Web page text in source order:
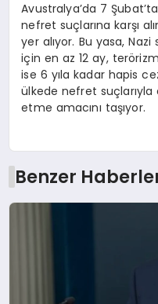
Avustralya’da 7
nefret suçlarına karşı
yer alıyor. Bu yasa,
için en az 12 ay,
ise 6 yıla kadar hapis
ülkede nefret
etme amacını taşıyor.
Benzer